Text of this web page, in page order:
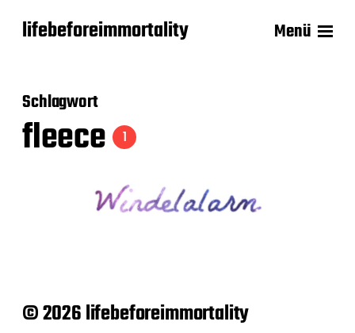
lifebeforeimmortality Menü
Schlagwort
fleece 1
© 2026 lifebeforeimmortality